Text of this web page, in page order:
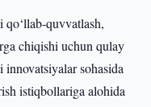
quvvatlash,
chiqishi uchun qulay
innovatsiyalar sohasida
istiqbollariga alohida